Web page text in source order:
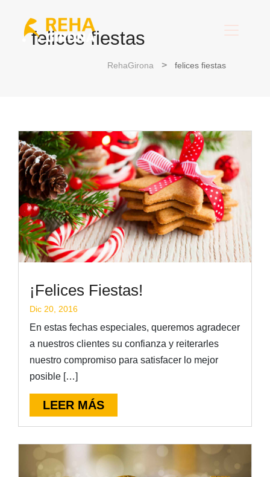
felices fiestas
RehaGirona felices fiestas
¡Felices Fiestas!
Dic 20, 2016
En estas fechas especiales, queremos agradecer
a nuestros clientes su confianza y reiterarles
nuestro compromiso para satisfacer lo mejor
posible […]
LEER MÁS